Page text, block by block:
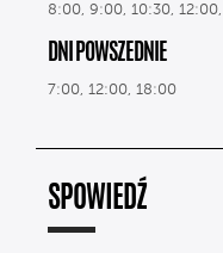
8:00, 9:00, 10:30,
DNI POWSZEDNIE
7:00, 12:00, 18:00
SPOWIEDŹ